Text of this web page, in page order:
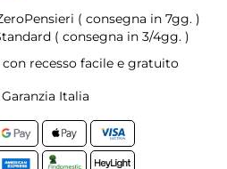
( consegna in 7gg. )
( consegna in 3/4gg. )
recesso facile e gratuito
Italia